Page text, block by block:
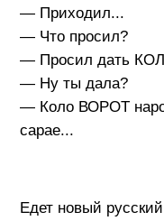
— Приходил...
— Что просил?
— Просил дать
— Hу ты дала?
— Коло ВОРОТ
сарае...
Едет новый